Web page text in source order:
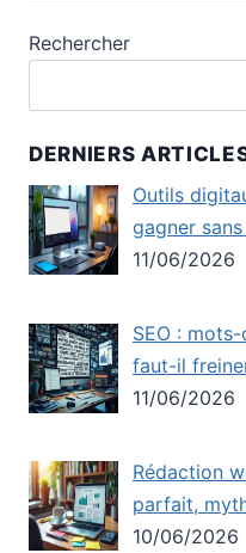
Rechercher
DERNIERS
Outils
gagner
11/06/2026
SEO :
faut-il
11/06/2026
Rédaction
parfait,
10/06/2026